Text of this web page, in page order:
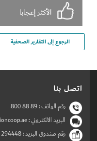
الأكثر إعجابا
الرجوع إلى التقارير الصحفية
اتصل بنا
رقم الهاتف :800 88 89
البريد الالكتروني : info@unioncoop.ae
رقم صندوق البريد :294448